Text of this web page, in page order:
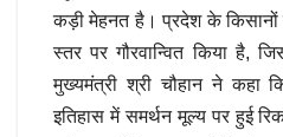
कड़ी मेहनत है। प्रदेश के किसानों
स्तर पर गौरवान्वित किया है,
मुख्यमंत्री श्री चौहान ने कहा
इतिहास में समर्थन मूल्य पर हुई